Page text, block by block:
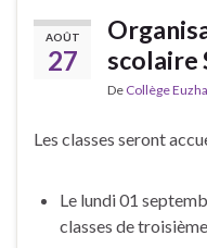
AOÛT
27
scolaire
De Collège
Les classes seront
Le lundi 01
classes de